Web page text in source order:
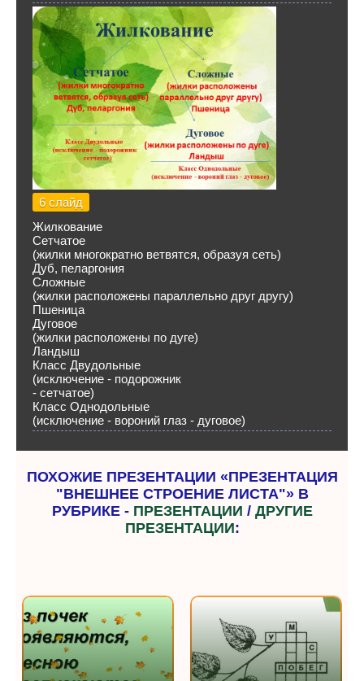
6 слайд
Жилкование
Сетчатое
(жилки многократно ветвятся, образуя сеть)
Дуб, пеларгония
Сложные
(жилки расположены параллельно друг другу)
Пшеница
Дуговое
(жилки расположены по дуге)
Ландыш
Класс Двудольные
(исключение - подорожник
- сетчатое)
Класс Однодольные
(исключение - вороний глаз - дуговое)
ПОХОЖИЕ ПРЕЗЕНТАЦИИ «ПРЕЗЕНТАЦИЯ
"ВНЕШНЕЕ СТРОЕНИЕ ЛИСТА"» В
РУБРИКЕ - ПРЕЗЕНТАЦИИ / ДРУГИЕ
ПРЕЗЕНТАЦИИ: